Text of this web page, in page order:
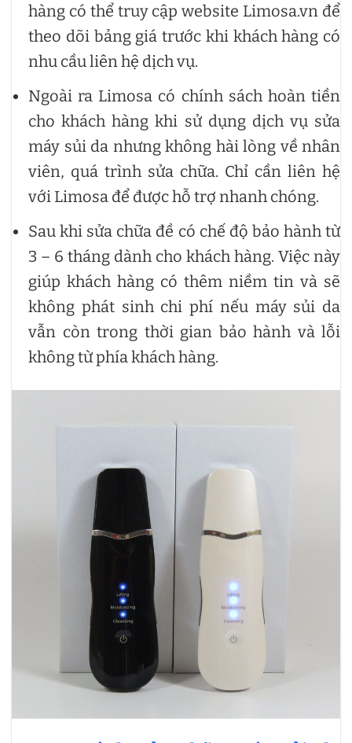
hàng có thể truy cập website Limosa.vn để
theo dõi bảng giá trước khi khách hàng có
nhu cầu liên hệ dịch vụ.
Ngoài ra Limosa có chính sách hoàn tiền
cho khách hàng khi sử dụng dịch vụ sửa
máy sủi da nhưng không hài lòng về nhân
viên, quá trình sửa chữa. Chỉ cần liên hệ
với Limosa để được hỗ trợ nhanh chóng.
Sau khi sửa chữa đề có chế độ bảo hành từ
3 – 6 tháng dành cho khách hàng. Việc này
giúp khách hàng có thêm niềm tin và sẽ
không phát sinh chi phí nếu máy sủi da
vẫn còn trong thời gian bảo hành và lỗi
không từ phía khách hàng.